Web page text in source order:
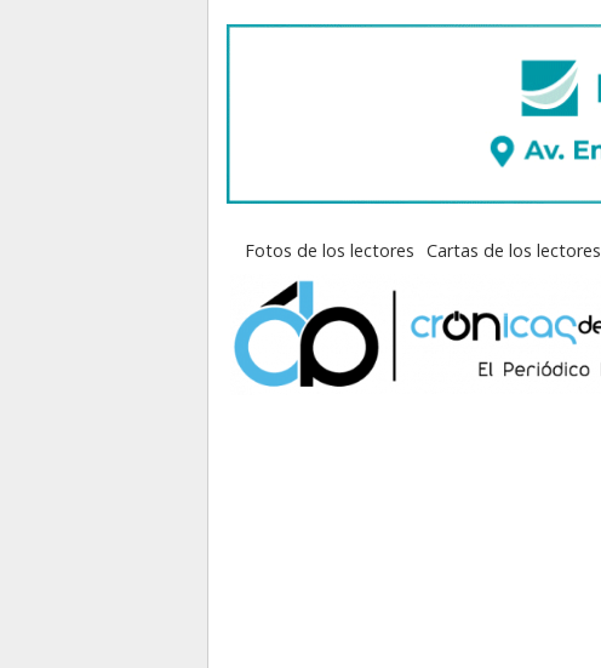
Fotos de los lectores Cartas de los lectores